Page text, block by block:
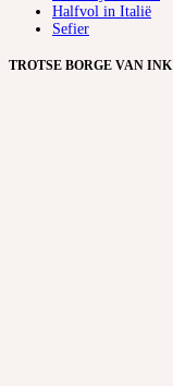
Halfvol in Italië
Sefier
TROTSE BORGE VAN INK